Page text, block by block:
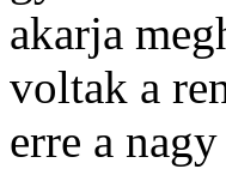
akarja
voltak a
erre a